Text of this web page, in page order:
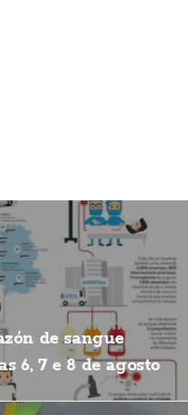
de sangue
6, 7 e 8 de agosto